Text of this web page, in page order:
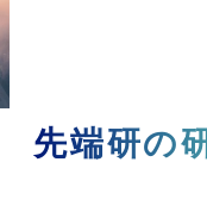
先端研の